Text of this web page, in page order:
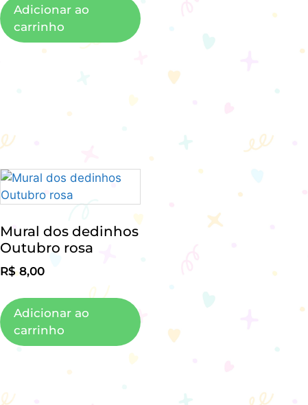
Adicionar ao
carrinho
Mural dos dedinhos
Outubro rosa
R$8,00
Adicionar ao
carrinho